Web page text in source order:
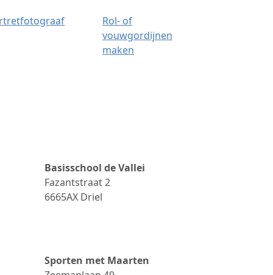
Rol- of
vouwgordijnen
maken
Basisschool de Vallei
Fazantstraat 2
6665AX Driel
Sporten met Maarten